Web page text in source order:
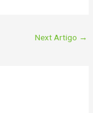
Next Artigo →